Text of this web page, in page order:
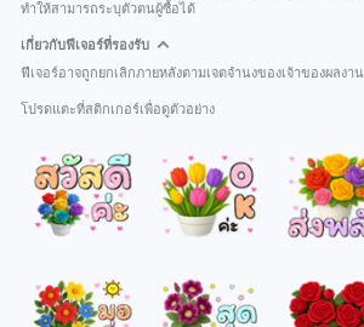
ทำให้สามารถระบุตัวตนผู้ซื้อได้
เกี่ยวกับฟีเจอร์ที่รองรับ
ฟีเจอร์อาจถูกยกเลิกภายหลังตามเจตจำนงของเจ้าของผลงาน
โปรดแตะที่สติกเกอร์เพื่อดูตัวอย่าง